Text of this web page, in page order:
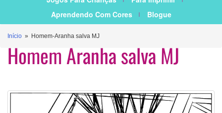
Aprendendo Com Cores
Blogue
Início » Homem-Aranha salva MJ
Homem Aranha salva MJ